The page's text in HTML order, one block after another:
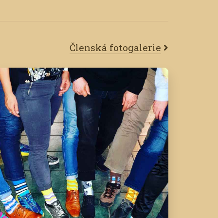
Členská fotogalerie